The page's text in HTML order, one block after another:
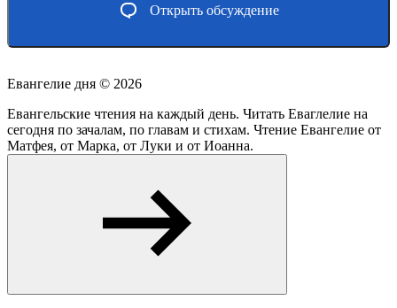
Открыть обсуждение
Евангелие дня © 2026
Евангельские чтения на каждый день. Читать Еваглелие на
сегодня по зачалам, по главам и стихам. Чтение Евангелие от
Матфея, от Марка, от Луки и от Иоанна.